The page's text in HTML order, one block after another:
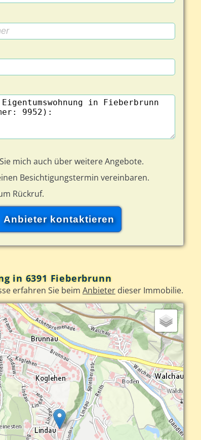
Fieberbrunn - Bild 2 von 20
mich auch über weitere Angebote.
Besichtigungstermin vereinbaren.
Rückruf.
in 6391 Fieberbrunn
erfahren Sie beimAnbieter dieser Immobilie.